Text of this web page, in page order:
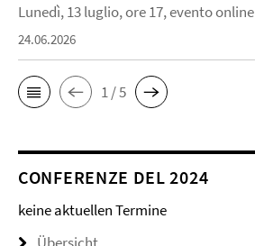
Lunedì, 13 luglio, ore 17, evento online
24.06.2026
1 / 5
CONFERENZE DEL 2024
keine aktuellen Termine